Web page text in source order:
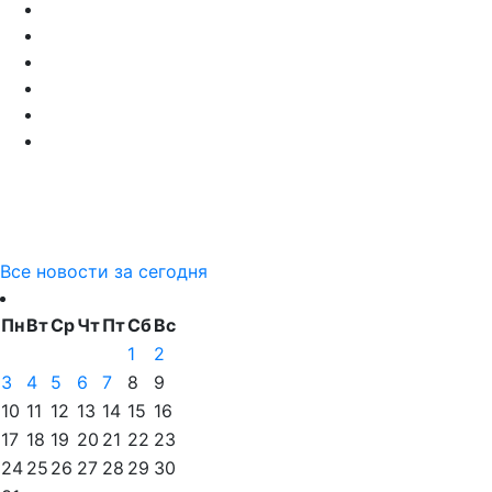
Все новости за сегодня
ПнВтСрЧтПтСбВс
1
2
3
4 5 6 7 8
9
10 11 12 13 14 15 16
17 18 19 20 21 22 23
24 25 26 27 28 29 30